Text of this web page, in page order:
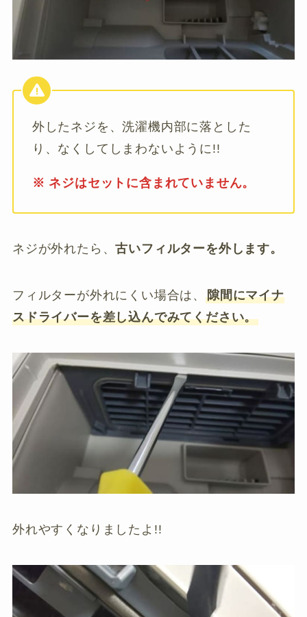
外したネジを、洗濯機内部に落とした
り、なくしてしまわないように!!
※ ネジはセットに含まれていません。
ネジが外れたら、古いフィルターを外します。
フィルターが外れにくい場合は、隙間にマイナ
スドライバーを差し込んでみてください。
外れやすくなりましたよ!!